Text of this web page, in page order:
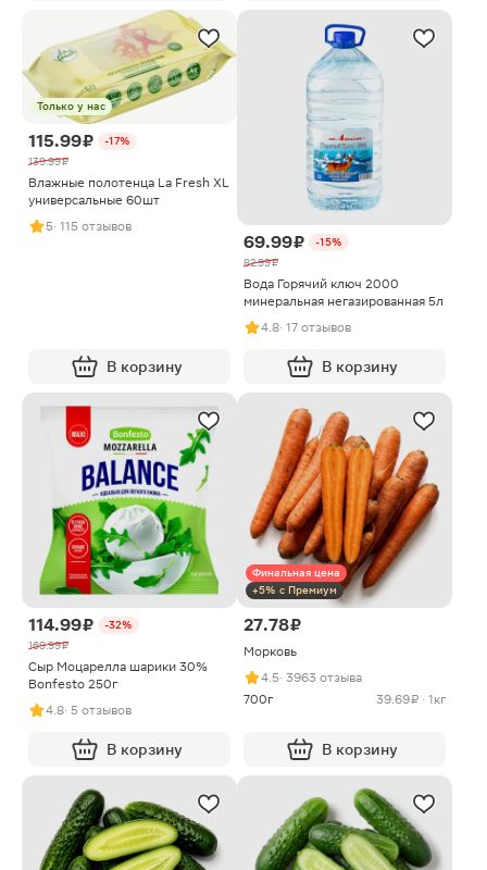
Только у нас
115.99 ₽
-17%
139.99 ₽
Влажные полотенца La Fresh XL
универсальные 60шт
5· 115 отзывов
В корзину
69.99 ₽
-15%
82.99 ₽
Вода Горячий ключ 2000
минеральная негазированная 5л
4.8· 17 отзывов
В корзину
114.99 ₽
-32%
169.99 ₽
Сыр Моцарелла шарики 30%
Bonfesto 250г
4.8· 5 отзывов
В корзину
Финальная цена
+5% с Премиум
27.78 ₽
Морковь
4.5· 3963 отзыва
700г
39.69 ₽ · 1кг
В корзину